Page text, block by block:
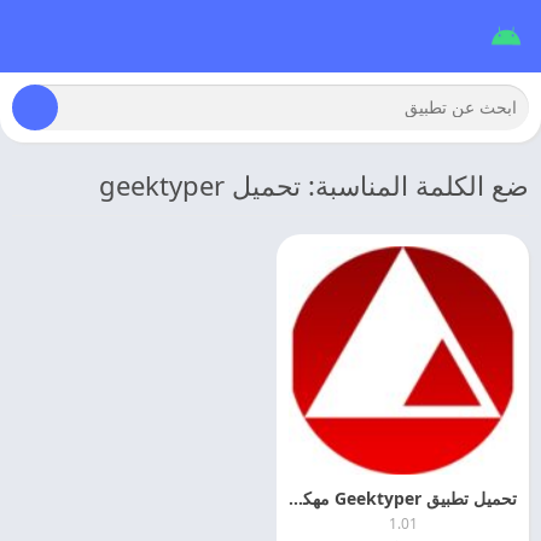
ضع الكلمة المناسبة: تحميل geektyper
تحميل تطبيق Geektyper مهكر اخر اصدار
1.01